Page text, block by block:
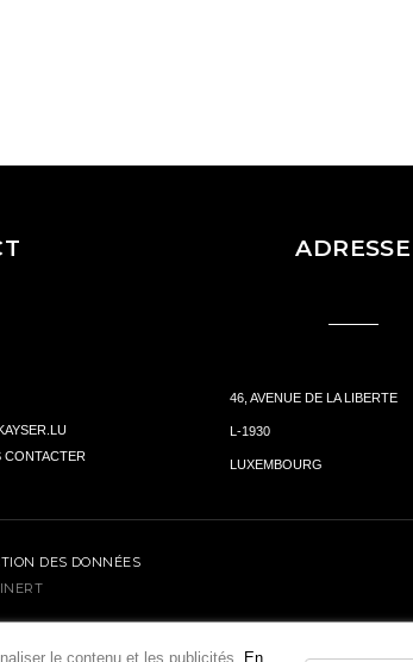
CONTACTER
ADRESSE
46, AVENUE DE LA LIBERTE
L-1930
LUXEMBOURG
DES DONNÉES
le contenu et les publicités. En